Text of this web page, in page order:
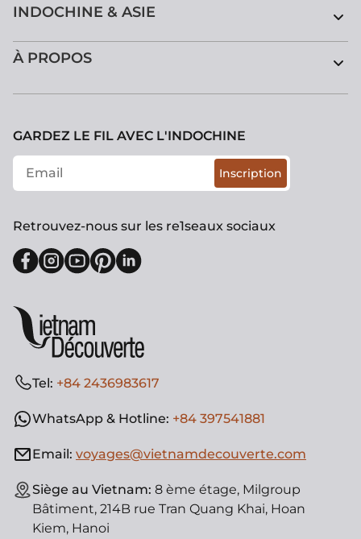
INDOCHINE & ASIE
À PROPOS
Tel: +84 2436983617
WhatsApp & Hotline: +84 397541881
Email: voyages@vietnamdecouverte.com
Siège au Vietnam: 8 ème étage, Milgroup
Bâtiment, 214B rue Tran Quang Khai, Hoan
Kiem, Hanoi
GARDEZ LE FIL AVEC L'INDOCHINE
Inscription
Retrouvez-nous sur les re1seaux sociaux